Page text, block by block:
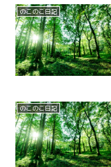
のこのこ日記
のこのこ日記